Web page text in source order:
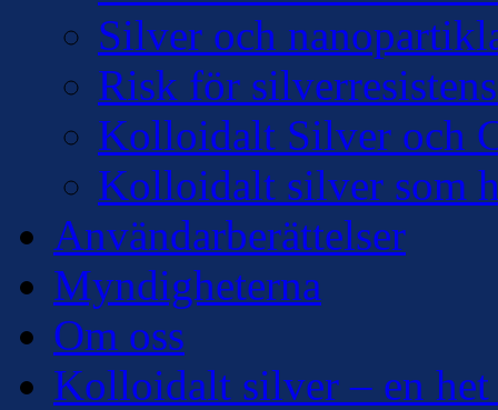
Silver och
Risk för
Kolloidalt Silver och
Kolloidalt silver som
Användarberättelser
Myndigheterna
Om oss
Kolloidalt silver – en het